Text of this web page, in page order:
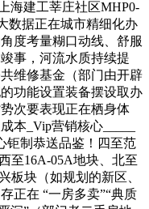
海建工莘庄社区MHP0-
数据正在城市精细化办
度考量糊口动线、舒服
事，河流水质持续提
维修基金（部门由开辟
功能设置装备摆设取办
次要表现正在栖身体
本_Vip营销核心_____
钜制恭送品鉴！四至范
至16A-05A地块、北至
板块（如规划的新区、
正在 “一房多卖”“典质